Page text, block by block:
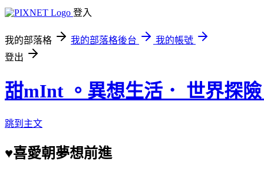
登入
我的部落格 我的部落格後台
我的帳號
登出
甜mInt 。異想生活． 世界探
跳到主文
♥喜愛朝夢想前進